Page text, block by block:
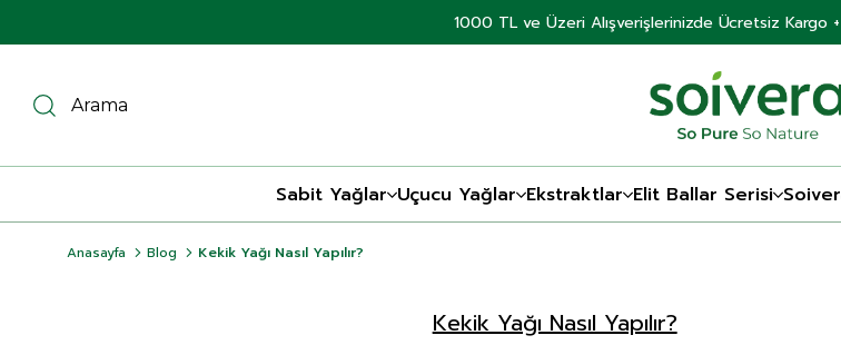
1000 TL ve Üzeri Alışverişlerinizde Ücretsiz Kargo
Sabit Yağlar Uçucu Yağlar Ekstraktlar Elit Ballar Serisi
Anasayfa Blog Kekik Yağı Nasıl Yapılır?
Kekik Yağı Nasıl Yapılır?